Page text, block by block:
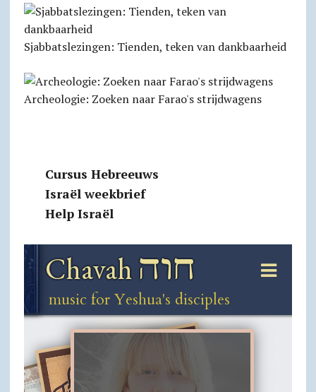
Sjabbats­lezingen: Tienden, teken van dankbaarheid
Archeologie: Zoeken naar Farao's strijdwagens
Cursus Hebreeuws
Israël weekbrief
Help Israël